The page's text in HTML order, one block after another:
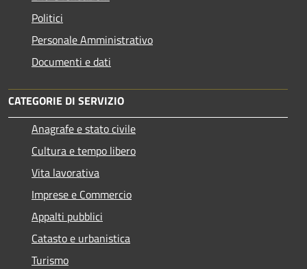
Politici
Personale Amministrativo
Documenti e dati
CATEGORIE DI SERVIZIO
Anagrafe e stato civile
Cultura e tempo libero
Vita lavorativa
Imprese e Commercio
Appalti pubblici
Catasto e urbanistica
Turismo